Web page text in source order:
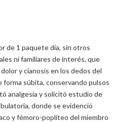
de 1 paquete día, sin otros
ni familiares de interés, que
y cianosis en los dedos del
súbita, conservando pulsos
analgesia y solicitó estudio de
donde se evidenció
y fémoro-poplíteo del miembro